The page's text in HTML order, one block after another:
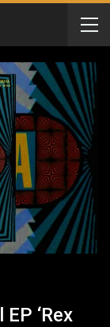
‘Rex